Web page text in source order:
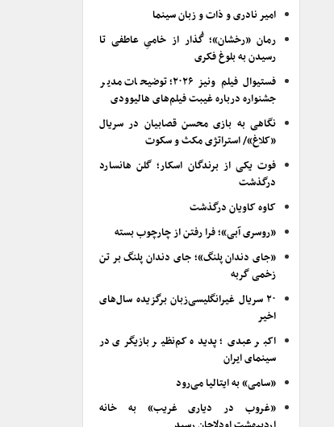
امیر نادری و ذات و زبان سینما
رمان «رخشان»؛ گُذار از خامیِ عاطفی تا
رسیدن به بلوغ فکری
فستیوال فیلم ونیز ۲۰۲۶؛ توضیحات مدیر
جشنواره درباره غیبت فیلم‌های هالیوودی
نگاهی به بازی محسن قصابیان در سریال
«کلاغ»/ استراتژی مکث و سکوت
فوت یکی از برندگان اسکار؛ گلن هانسارد
درگذشت
کاوه کاویان درگذشت
«روسری آبی»؛ فرا رفتن از چارچوب بسته
«جای دندان پلنگ»؛ جای دندان پلنگ بر تن
زخمی گربه
۲۰ سریال غیرانگلیسی‌زبان برگزیده سال‌های
اخیر
اکبر عبدی؛ پدیده کم‌نظیر بازیگری در
سینمای ایران
«سامی» به ایتالیا می‌رود
«غروب در دیاری غریب» به خانه